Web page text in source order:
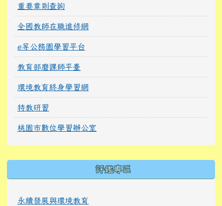
重要章則查詢
全國教師在職進修網
e等公務園學習平台
教育部磨課師平臺
環境教育終身學習網
特教研習
桃園市數位學習辦公室
評鑑專區
永續發展與環境教育